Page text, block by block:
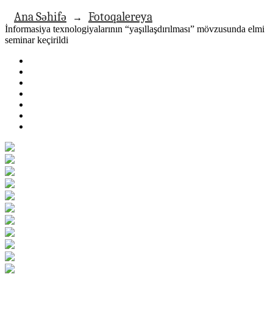
Ana Səhifə → Fotoqalereya
İnformasiya texnologiyalarının “yaşıllaşdırılması” mövzusunda elmi
seminar keçirildi